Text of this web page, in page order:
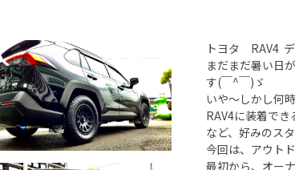
トヨタ RAV4
まだまだ暑い日
す(￣^￣)ゞ
いや〜しかし何
RAV4に装着で
など、好みのス
今回は、アウト
最初から、オー